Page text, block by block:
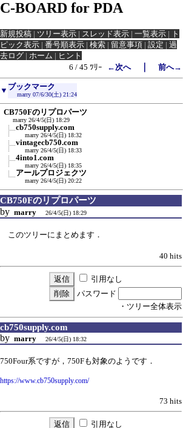
C-BOARD for PDA
新規投稿 | ツリー表示 | スレッド表示 | 一覧表示 | ト
ピック表示 | 番号順表示 | 検索 | 留意事項 | 設定 | 過
去ログ | ホーム | ヒント
6 / 45 ﾂﾘｰ
←次へ｜ 前へ→
▼ ブックマーク
marry 07/6/30(土) 21:24
CB750Fのリプロパーツ
marry 26/4/5(日) 18:29
cb750supply.com
marry 26/4/5(日) 18:32
vintagecb750.com
marry 26/4/5(日) 18:33
4into1.com
marry 26/4/5(日) 18:35
アールプロジェクツ
marry 26/4/5(日) 20:22
CB750Fのリプロパーツ
by marry 26/4/5(日) 18:29
このツリーにまとめます．
40 hits
引用なし
パスワード
・ツリー全体表示
cb750supply.com
by marry 26/4/5(日) 18:32
750Four系ですが，750Fも対象のようです．
https://www.cb750supply.com/
73 hits
引用なし